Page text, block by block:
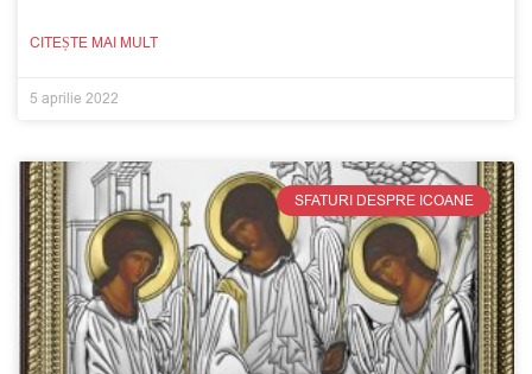
CITEȘTE MAI MULT
5 aprilie 2022
SFATURI DESPRE ICOANE